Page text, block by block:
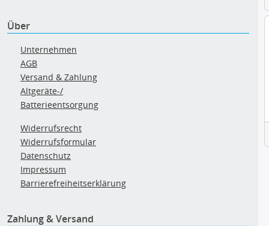
Über
Unternehmen
AGB
Versand & Zahlung
Altgeräte-/
Batterieentsorgung
Widerrufsrecht
Widerrufsformular
Datenschutz
Impressum
Barrierefreiheitserklärung
Zahlung & Versand